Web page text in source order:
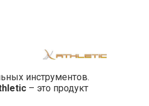
инструментов.
– это продукт